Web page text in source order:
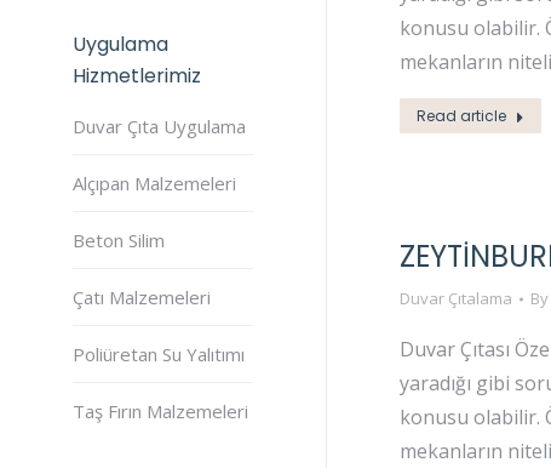
konusu olabilir.
mekanların
Read article
Duvar Çıtalama By
Duvar Çıtası
yaradığı gibi
konusu olabilir.
mekanların
Uygulama
Hizmetlerimiz
Duvar Çıta Uygulama
Alçıpan Malzemeleri
Beton Silim
Çatı Malzemeleri
Poliüretan Su Yalıtımı
Taş Fırın Malzemeleri